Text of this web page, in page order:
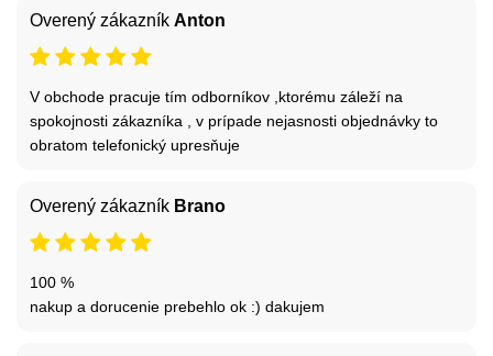
Overený zákazník Anton
V obchode pracuje tím odborníkov ,ktorému záleží na
spokojnosti zákazníka , v prípade nejasnosti objednávky to
obratom telefonický upresňuje
Overený zákazník Brano
100 %
nakup a dorucenie prebehlo ok :) dakujem